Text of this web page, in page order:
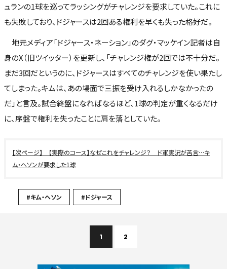
ュランの1球を巡ってラッシングがチャレンジを要求していた。これに
も失敗しており、ドジャースは2回ある権利を早くも失った格好だ。
地元メディア「ドジャース・ネーション」のダグ・マッケイン記者は自
身のX（旧ツイッター）を更新し、「チャレンジ権が2回では不十分だ。
まだ3回だというのに、ドジャースはすべてのチャレンジを使い果たし
てしまった。キムは、あの場面で三振を受け入れるしかなかったの
だ」と言及。試合終盤になればなるほど、1球の判定が重くなるだけ
に、序盤で権利を失ったことに肩を落としていた。
【実際のコース】なぜこれをチャレンジ？ ド軍実況が苦言…キ
ム・ヘソンが要求した1球
#キム・ヘソン #ドジャース
1 2